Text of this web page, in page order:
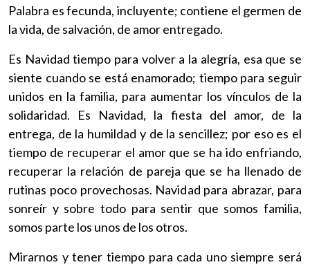
Palabra es fecunda, incluyente; contiene el germen de
la vida, de salvación, de amor entregado.
Es Navidad tiempo para volver a la alegría, esa que se
siente cuando se está enamorado; tiempo para seguir
unidos en la familia, para aumentar los vínculos de la
solidaridad. Es Navidad, la fiesta del amor, de la
entrega, de la humildad y de la sencillez; por eso es el
tiempo de recuperar el amor que se ha ido enfriando,
recuperar la relación de pareja que se ha llenado de
rutinas poco provechosas. Navidad para abrazar, para
sonreír y sobre todo para sentir que somos familia,
somos parte los unos de los otros.
Mirarnos y tener tiempo para cada uno siempre será